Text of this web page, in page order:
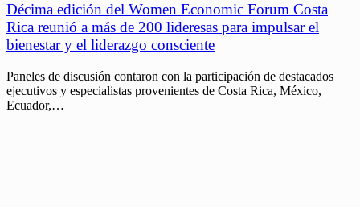
Décima edición del Women Economic Forum Costa
Rica reunió a más de 200 lideresas para impulsar el
bienestar y el liderazgo consciente
Paneles de discusión contaron con la participación de destacados
ejecutivos y especialistas provenientes de Costa Rica, México,
Ecuador,…